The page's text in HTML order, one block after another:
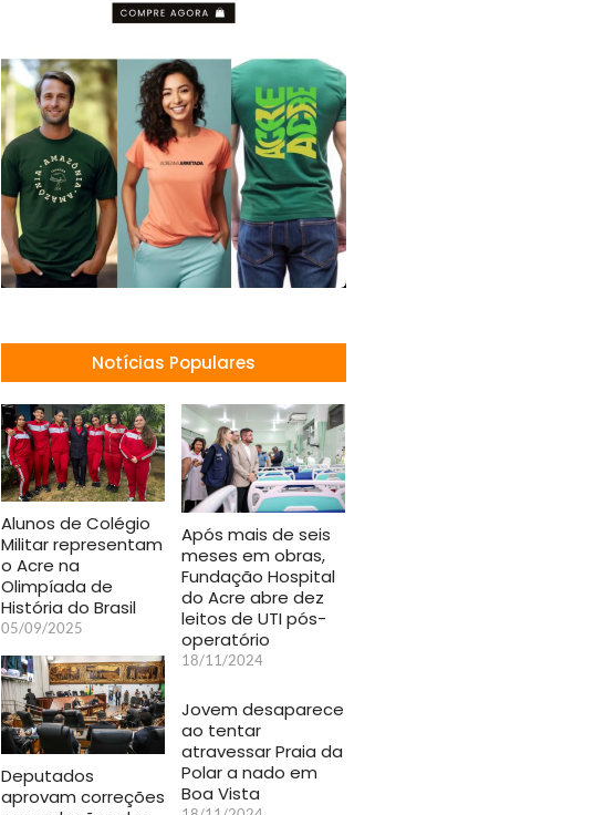
Notícias Populares
Alunos de Colégio
Militar representam
o Acre na
Olimpíada de
História do Brasil
05/09/2025
Após mais de seis
meses em obras,
Fundação Hospital
do Acre abre dez
leitos de UTI pós-
operatório
18/11/2024
Deputados
aprovam correções
Jovem desaparece
ao tentar
atravessar Praia da
Polar a nado em
Boa Vista